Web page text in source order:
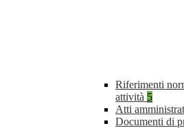
Riferimenti
attività 5
Atti
Documenti di